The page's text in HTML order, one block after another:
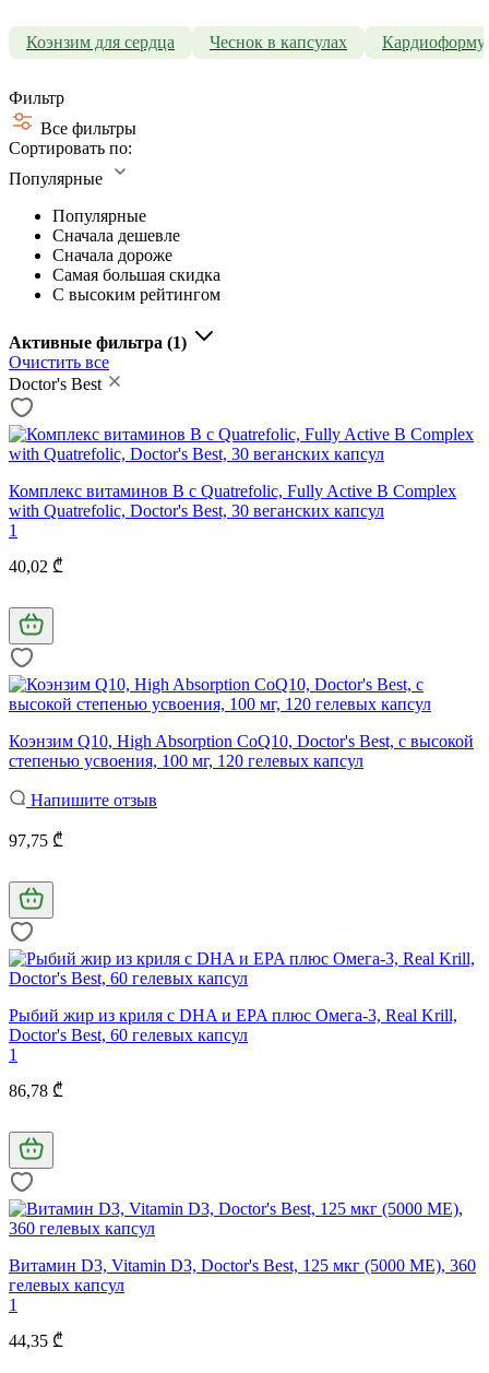
Коэнзим для сердца Чеснок в капсулах
Фильтр
Все фильтры
Сортировать по:
Популярные
Популярные
Сначала дешевле
Сначала дороже
Самая большая скидка
С высоким рейтингом
Активные фильтра (1)
Очистить все
Doctor's Best
Комплекс витаминов В с Quatrefolic, Fully Active B Complex
with Quatrefolic, Doctor's Best, 30 веганских капсул
1
40,02 ₾
Коэнзим Q10, High Absorption CoQ10, Doctor's Best, с высокой
степенью усвоения, 100 мг, 120 гелевых капсул
Напишите отзыв
97,75 ₾
Рыбий жир из криля с DHA и EPA плюс Омега-3, Real Krill,
Doctor's Best, 60 гелевых капсул
1
86,78 ₾
Витамин D3, Vitamin D3, Doctor's Best, 125 мкг (5000 МЕ), 360
гелевых капсул
1
44,35 ₾